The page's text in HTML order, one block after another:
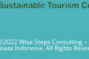
Wise Steps Consulting
Indonesia. All Rights